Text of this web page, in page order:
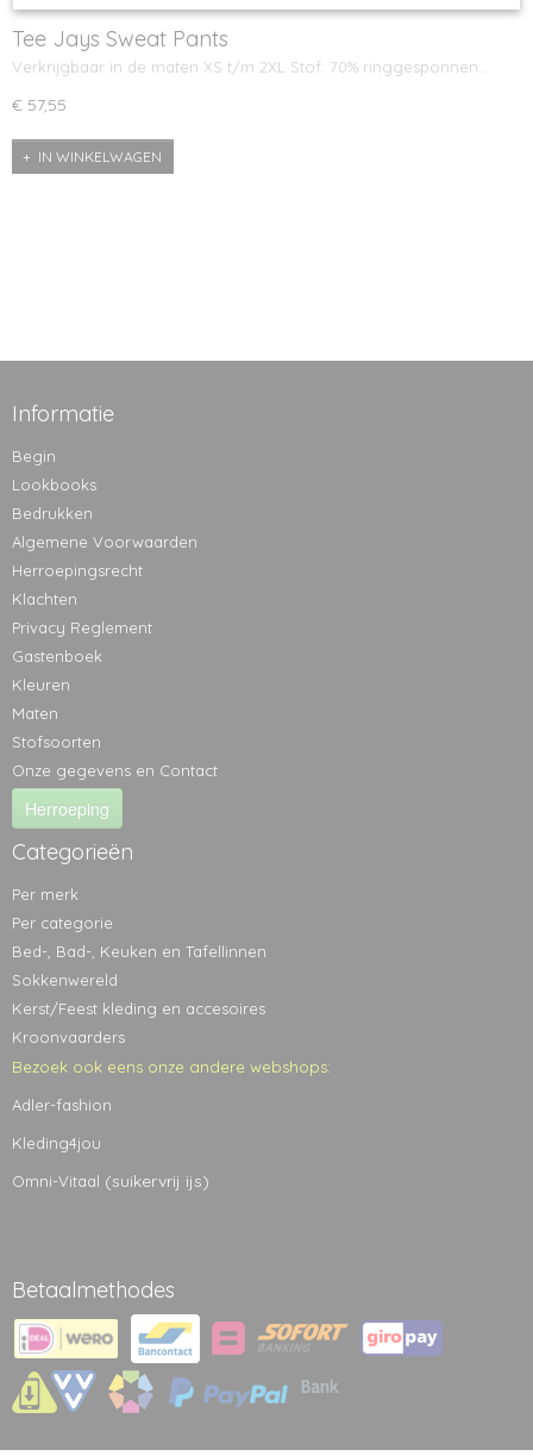
Tee Jays Sweat Pants
Verkrijgbaar in de maten XS t/m 2XL Stof: 70% ringgesponnen…
€ 57,55
IN WINKELWAGEN
Informatie
Begin
Lookbooks
Bedrukken
Algemene Voorwaarden
Herroepingsrecht
Klachten
Privacy Reglement
Gastenboek
Kleuren
Maten
Stofsoorten
Onze gegevens en Contact
Herroeping
Categorieën
Per merk
Per categorie
Bed-, Bad-, Keuken en Tafellinnen
Sokkenwereld
Kerst/Feest kleding en accesoires
Kroonvaarders
Bezoek ook eens onze andere webshops:
Adler-fashion
Kleding4jou
Omni-Vitaal (suikervrij ijs)
Betaalmethodes